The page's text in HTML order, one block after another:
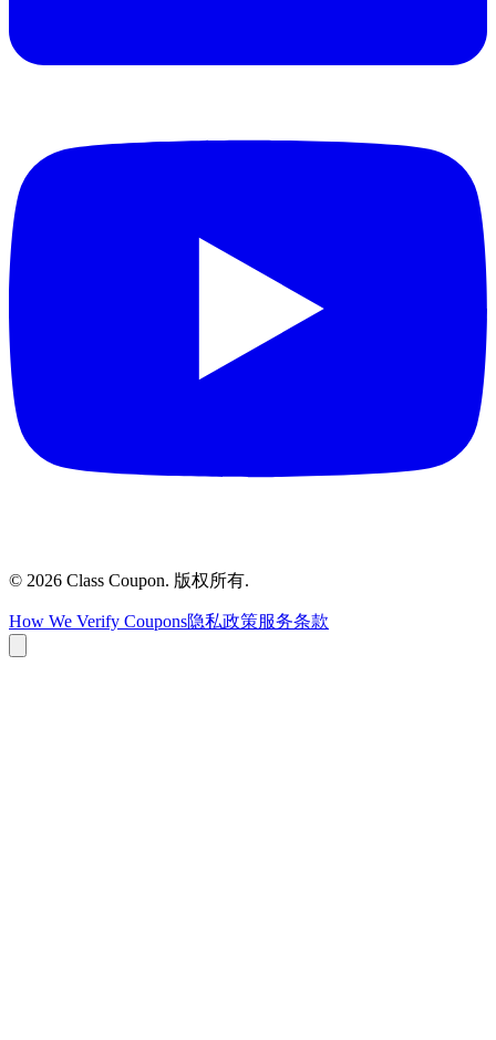
© 2026 Class Coupon. 版权所有.
How We Verify Coupons隐私政策服务条款